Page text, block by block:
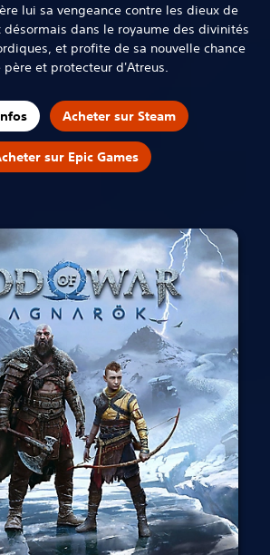
lui sa vengeance contre les dieux de
dans le royaume des divinités
et profite de sa nouvelle chance
père et protecteur d'Atreus.
Acheter sur Steam
sur Epic Games